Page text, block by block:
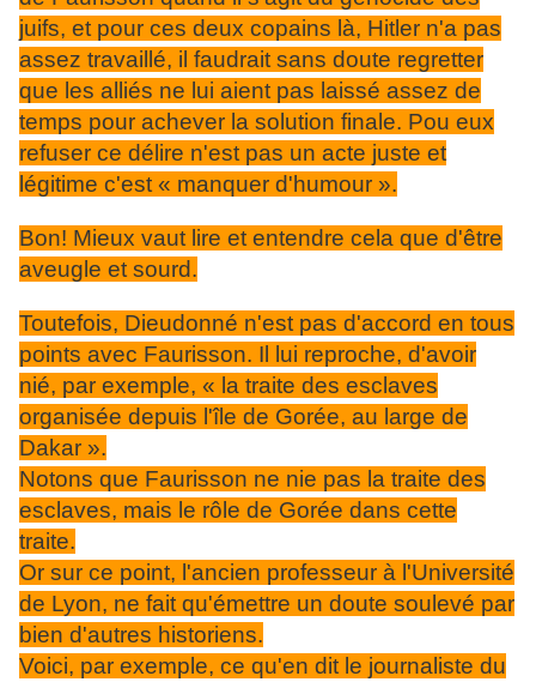
juifs, et pour ces deux copains là, Hitler n'a pas
assez travaillé, il faudrait sans doute regretter
que les alliés ne lui aient pas laissé assez de
temps pour achever la solution finale. Pou eux
refuser ce délire n'est pas un acte juste et
légitime c'est « manquer d'humour ».
Bon! Mieux vaut lire et entendre cela que d'être
aveugle et sourd.
Toutefois, Dieudonné n'est pas d'accord en tous
points avec Faurisson. Il lui reproche, d'avoir
nié, par exemple, « la traite des esclaves
organisée depuis l'île de Gorée, au large de
Dakar ».
Notons que Faurisson ne nie pas la traite des
esclaves, mais le rôle de Gorée dans cette
traite.
Or sur ce point, l'ancien professeur à l'Université
de Lyon, ne fait qu'émettre un doute soulevé par
bien d'autres historiens.
Voici, par exemple, ce qu'en dit le journaliste du